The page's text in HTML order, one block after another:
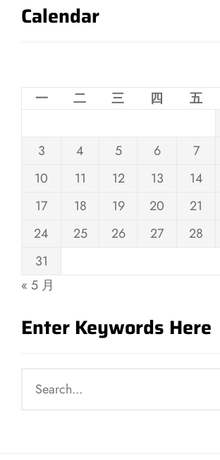
Calendar
一
二 三 四 五
3
4 5 6 7
10
11 12 13 14
17
18 19 20 21
24
25 26 27 28
31
« 5 月
Enter Keywords Here